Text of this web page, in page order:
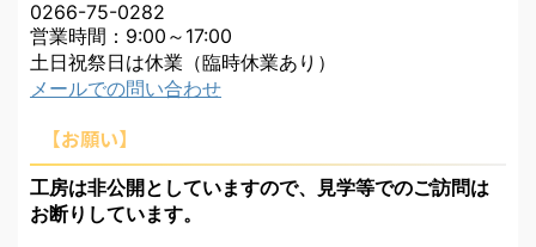
0266-75-0282
営業時間：9:00～17:00
土日祝祭日は休業（臨時休業あり）
メールでの問い合わせ
【お願い】
工房は非公開としていますので、見学等でのご訪問は
お断りしています。